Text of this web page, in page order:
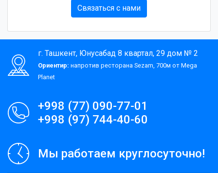
Связаться с нами
г. Ташкент, Юнусабад 8 квартал, 29 дом № 2
Ориентир: напротив ресторана Sezam, 700м от Mega
Planet
+998 (77) 090-77-01
+998 (97) 744-40-60
Мы работаем круглосуточно!